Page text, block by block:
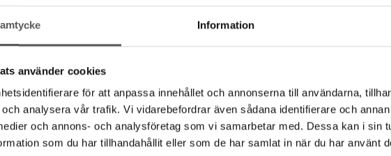
Information
använder cookies
för att anpassa innehållet och annonserna till användarna,
analysera vår trafik. Vi vidarebefordrar även sådana identifierare och
och annons- och analysföretag som vi samarbetar med. Dessa kan i sin
som du har tillhandahållit eller som de har samlat in när du har använt
Vi finns här för
Sedan 1993 har vi som hustillverkare
alltid byggt hus i lösvirke. Det innebär att
en bräda i taget. Detta gör att du som
hur ditt hus ska se ut i en väldigt hög